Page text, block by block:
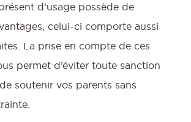
d’usage possède de
celui-ci comporte aussi
La prise en compte de ces
permet d’éviter toute sanction
soutenir vos parents sans